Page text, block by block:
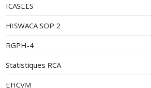
ICASEES
HISWACA SOP 2
RGPH-4
Statistiques RCA
EHCVM